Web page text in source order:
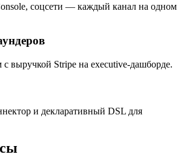
соцсети — каждый канал на одном
выручкой Stripe на executive-дашборде.
и декларативный DSL для